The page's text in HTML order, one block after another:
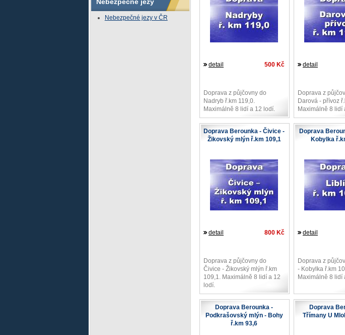
500 Kč
detail detail
Doprava z půjčovny do
Nadryb ř.km 119,0.
Maximálně 8 lidí a 12 lodí.
Doprava z
Darová - přívoz
Maximálně 8 lidí
Doprava Berounka - Čivice -
Žikovský mlýn ř.km 109,1
Doprava
Kobylka
800 Kč
detail detail
Doprava z půjčovny do
Čivice - Žikovský mlýn ř.km
109,1. Maximálně 8 lidí a 12
lodí.
Doprava z
- Kobylka ř.km
Maximálně 8 lidí
Doprava Berounka -
Podkrašovský mlýn - Bohy
ř.km 93,6
Doprava
Třímany U
Nebezpečné jezy v ČR